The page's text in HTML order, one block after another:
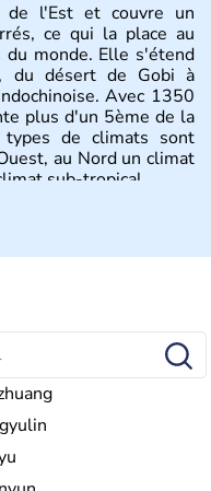
l'Est et couvre un
ce qui la place au
du monde. Elle s'étend
du désert de Gobi à
Avec 1350
plus d'un 5ème de la
types de climats sont
au Nord un climat
sub-tropical.
plus anciennes et son
de nombreuses
la dernière à régner
la Chine s'est
son indépendance
d'inventions avant-
utilisatrice du papier,
de la boussole et de